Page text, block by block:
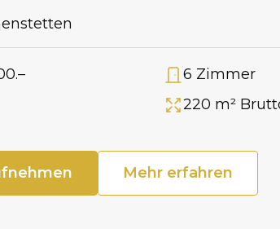
Anzahl Zimmer
6 Zimmer
Fläche
220 m²
Mehr erfahren